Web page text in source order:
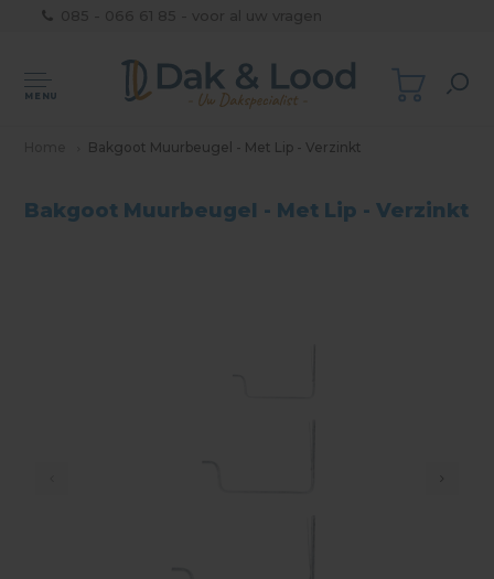
MENU
Bakgoot Muurbeugel - Met Lip - Verzinkt
Bakgoot Muurbeugel - Met Lip - Verzinkt